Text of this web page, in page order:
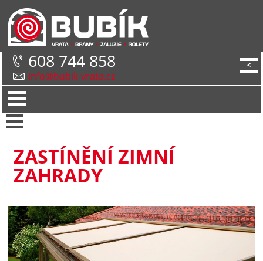
608 744 858
info@bubik-vrata.cz
<
ZASTÍNĚNÍ ZIMNÍ
ZAHRADY